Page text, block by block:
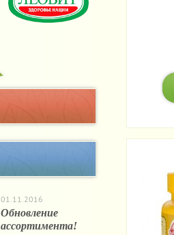
01.11.2016
Обновление
ассортимента!